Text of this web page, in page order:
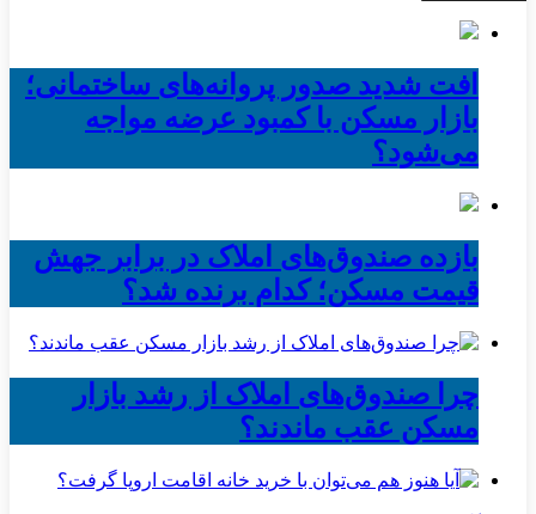
افت شدید صدور پروانه‌های ساختمانی؛
بازار مسکن با کمبود عرضه مواجه
می‌شود؟
بازده صندوق‌های املاک در برابر جهش
قیمت مسکن؛ کدام برنده شد؟
چرا صندوق‌های املاک از رشد بازار
مسکن عقب ماندند؟